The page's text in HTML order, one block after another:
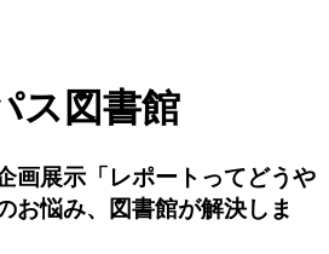
ス図書館
画展示「レポートってどうや
お悩み、図書館が解決しま